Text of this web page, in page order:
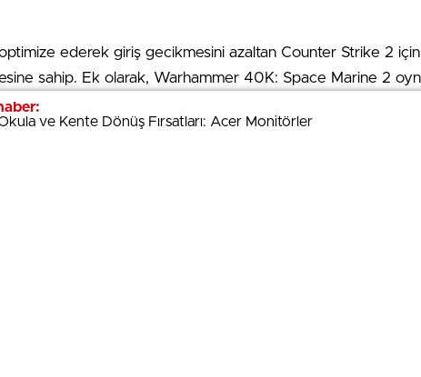
ve Kente Dönüş Fırsatları: Acer Monitörler
optimize ederek giriş gecikmesini azaltan Counter Strike 2
sahip. Ek olarak, Warhammer 40K: Space Marine 2
için bir düzeltme ve oyunu makul grafik ayarlarıyla
yanlış renkler için bir düzeltme sunuluyor.
ve Kente Dönüş Fırsatları: Acer Monitörler
konumlandırmaktayız. Detaylar için